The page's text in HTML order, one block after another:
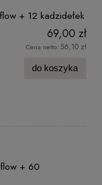
+ 12 kadzidełek
69,00 zł
Cena netto: 56,10 zł
do koszyka
+ 60